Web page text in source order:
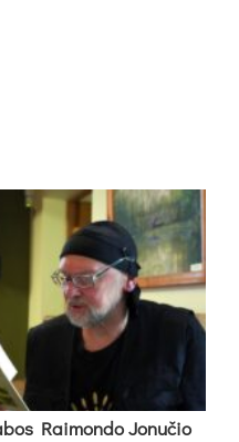
Rai­mon­do Jo­nu­čio